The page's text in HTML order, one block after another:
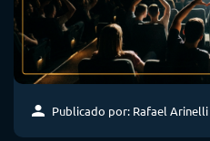
Publicado por: Rafael Arinelli